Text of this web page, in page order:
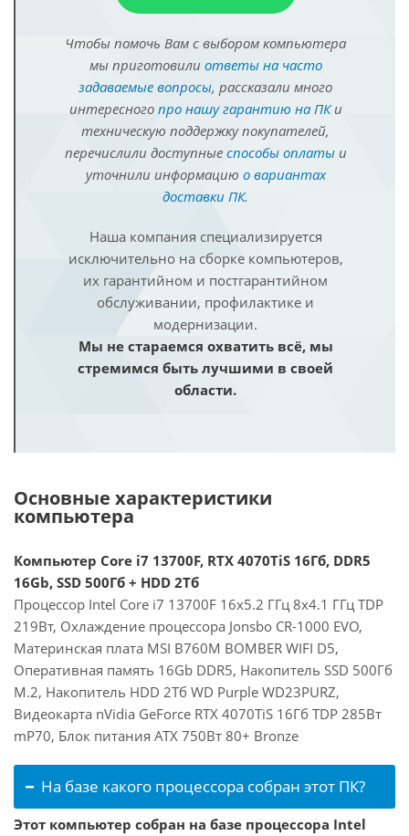
Чтобы помочь Вам с выбором компьютера
мы приготовили ответы на часто
задаваемые вопросы, рассказали много
интересного про нашу гарантию на ПКи
техническую поддержку покупателей,
перечислили доступные способы оплатыи
уточнили информацию о вариантах
доставки ПК.
Наша компания специализируется
исключительно на сборке компьютеров,
их гарантийном и постгарантийном
обслуживании, профилактике и
модернизации.
Мы не стараемся охватить всё, мы
стремимся быть лучшими в своей
области.
Основные характеристики
компьютера
Компьютер Core i7 13700F, RTX 4070TiS 16Гб, DDR5
16Gb, SSD 500Гб + HDD 2Тб
Процессор Intel Core i7 13700F 16x5.2 ГГц 8x4.1 ГГц TDP
219Вт, Охлаждение процессора Jonsbo CR-1000 EVO,
Материнская плата MSI B760M BOMBER WIFI D5,
Оперативная память 16Gb DDR5, Накопитель SSD 500Гб
M.2, Накопитель HDD 2Тб WD Purple WD23PURZ,
Видеокарта nVidia GeForce RTX 4070TiS 16Гб TDP 285Вт
mP70, Блок питания ATX 750Вт 80+ Bronze
На базе какого процессора собран этот ПК?
Этот компьютер собран на базе процессора Intel